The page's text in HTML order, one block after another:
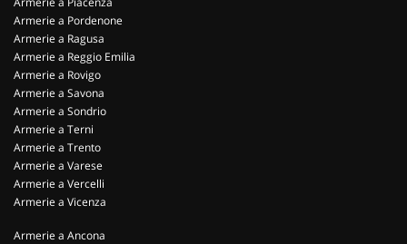
Armerie a Pordenone
Armerie a Ragusa
Armerie a Reggio Emilia
Armerie a Rovigo
Armerie a Savona
Armerie a Sondrio
Armerie a Terni
Armerie a Trento
Armerie a Varese
Armerie a Vercelli
Armerie a Vicenza
Armerie a Ancona